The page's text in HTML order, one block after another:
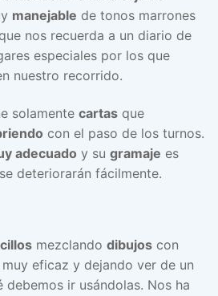
manejable de tonos marrones
nos recuerda a un diario de
especiales por los que
nuestro recorrido.
solamente cartas que
con el paso de los turnos.
adecuado y su gramaje es
deteriorarán fácilmente.
mezclando dibujos con
eficaz y dejando ver de un
ir usándolas. Nos ha